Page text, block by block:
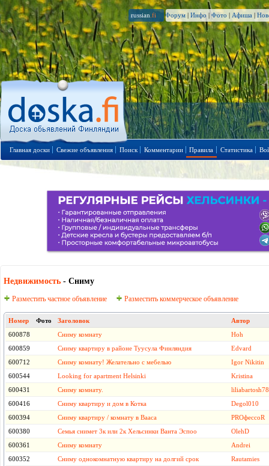
russian .fi Форум | Инфо | Фото | Афиша |
Главная доски Свежие объявления Поиск Комментарии Правила Статистика
Недвижимость - Сниму
Разместить частное объявление Разместить коммерческое объявление
Номер Фото Заголовок
Автор
600878
Сниму комнату
Hoh
600859
Сниму квартиру в районе Туусула Финляндия
Edvard
600712
Сниму комнату! Желательно с мебелью
Igor Nikitin
600544
Looking for apartment Helsinki
Kristina
600431
Сниму комнату.
600416
Сниму квартиру и дом в Котка
Degol010
600394
Сниму квартиру / комнату в Вааса
PROфессоR
600380
Семья снимет 3к или 2к Хельсинки Ванта Эспоо
OlehD
600361
Сниму комнату
Andrei
600352
Сниму однокомнатную квартиру на долгий срок
Rautamies